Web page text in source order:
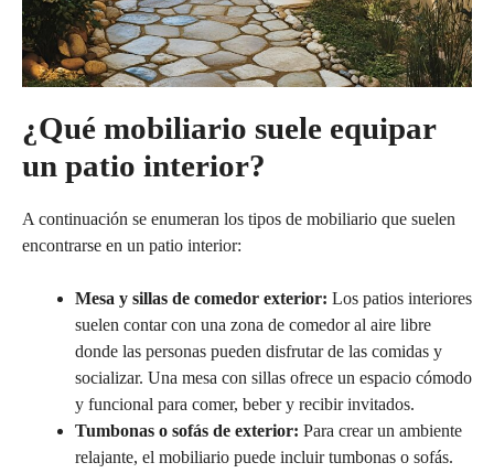
¿Qué mobiliario suele equipar
un patio interior?
A continuación se enumeran los tipos de mobiliario que suelen
encontrarse en un patio interior:
Mesa y sillas de comedor exterior: Los patios interiores
suelen contar con una zona de comedor al aire libre
donde las personas pueden disfrutar de las comidas y
socializar. Una mesa con sillas ofrece un espacio cómodo
y funcional para comer, beber y recibir invitados.
Tumbonas o sofás de exterior: Para crear un ambiente
relajante, el mobiliario puede incluir tumbonas o sofás.